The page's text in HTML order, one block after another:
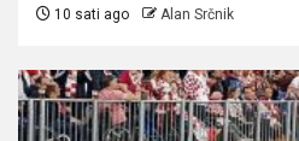
10 sati ago Alan Srčnik